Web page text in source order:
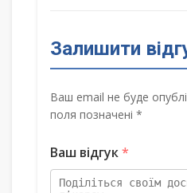
Залишити
Ваш email не буде
поля позначені *
Ваш відгук*